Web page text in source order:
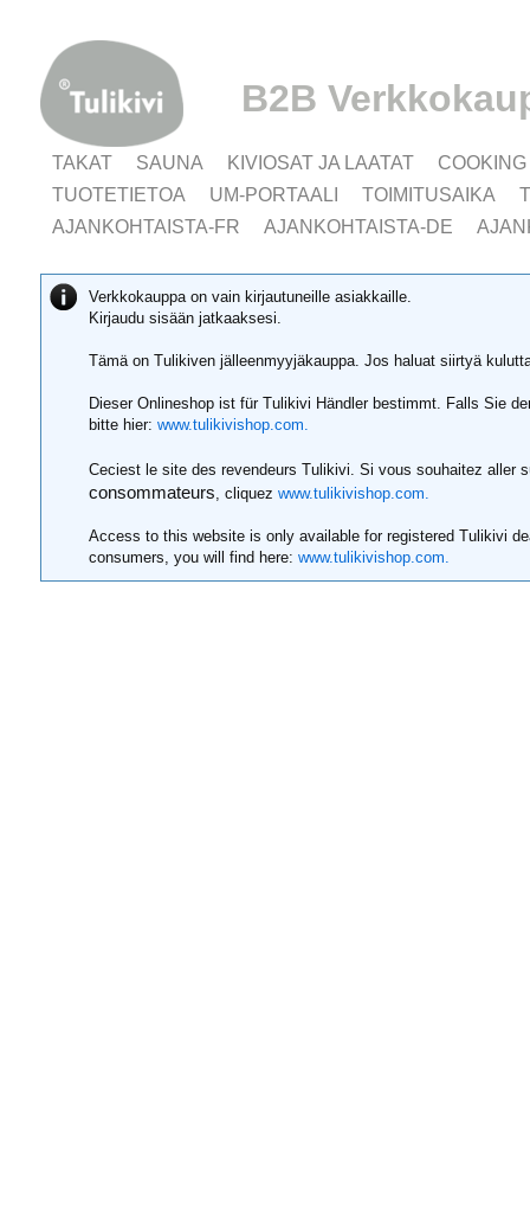
B2B
TAKAT SAUNA KIVIOSAT JA LAATAT
COOKING
TUOTETIETOA
UM-PORTAALI TOIMITUSAIKA
AJANKOHTAISTA-FR
AJANKOHTAISTA-DE
Verkkokauppa on vain kirjautuneille asiakkaille.
Kirjaudu sisään jatkaaksesi.
Tämä on Tulikiven jälleenmyyjäkauppa. Jos haluat siirtyä
Dieser Onlineshop ist für Tulikivi Händler bestimmt. Falls Sie
bitte hier: www.tulikivishop.com.
Ceciest le site des revendeurs Tulikivi. Si vous souhaitez aller
consommateurs, cliquez www.tulikivishop.com.
Access to this website is only available for registered Tulikivi
consumers, you will find here: www.tulikivishop.com.